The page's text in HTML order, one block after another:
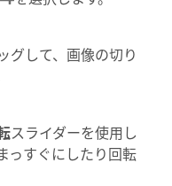
グして、画像の切り
スライダーを使用し
っすぐにしたり回転